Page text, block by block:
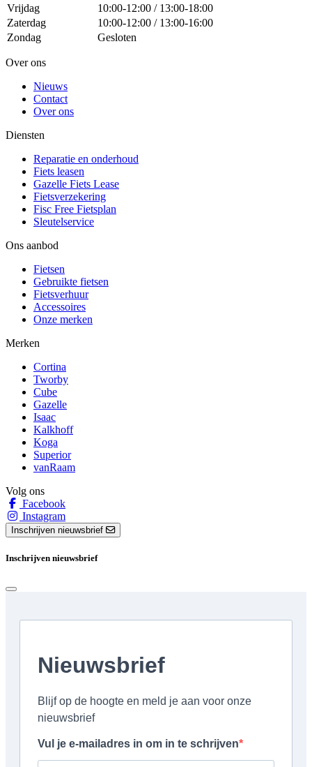
Vrijdag
10:00-12:00 / 13:00-18:00
Zaterdag
10:00-12:00 / 13:00-16:00
Zondag
Gesloten
Over ons
Nieuws
Contact
Over ons
Diensten
Reparatie en onderhoud
Fiets leasen
Gazelle Fiets Lease
Fietsverzekering
Fisc Free Fietsplan
Sleutelservice
Ons aanbod
Fietsen
Gebruikte fietsen
Fietsverhuur
Accessoires
Onze merken
Merken
Cortina
Tworby
Cube
Gazelle
Isaac
Kalkhoff
Koga
Superior
vanRaam
Volg ons
Facebook
Instagram
Inschrijven nieuwsbrief
Inschrijven nieuwsbrief